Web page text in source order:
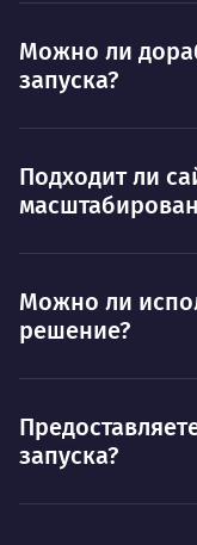
Умею
Договариваться.
сказано.
Можно ли
запуска?
Подходит ли
Можно ли
решение?
запуска?